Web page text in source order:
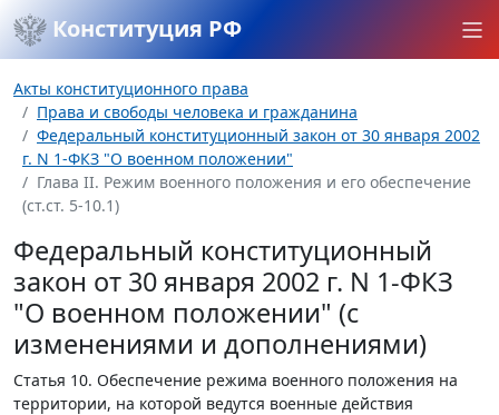
Конституция РФ
Акты конституционного права
Права и свободы человека и гражданина
Федеральный конституционный закон от 30 января 2002
г. N 1-ФКЗ "О военном положении"
Глава II. Режим военного положения и его обеспечение
(ст.ст. 5-10.1)
Федеральный конституционный
закон от 30 января 2002 г. N 1-ФКЗ
"О военном положении" (с
изменениями и дополнениями)
Статья 10. Обеспечение режима военного положения на
территории, на которой ведутся военные действия